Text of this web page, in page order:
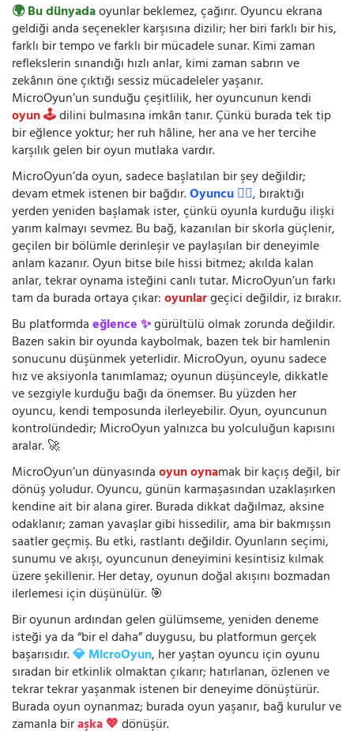
🌍 Bu dünyadaoyunlar beklemez, çağırır. Oyuncu ekrana
geldiği anda seçenekler karşısına dizilir; her biri farklı bir his,
farklı bir tempo ve farklı bir mücadele sunar. Kimi zaman
reflekslerin sınandığı hızlı anlar, kimi zaman sabrın ve
zekânın öne çıktığı sessiz mücadeleler yaşanır.
MicroOyun’un sunduğu çeşitlilik, her oyuncunun kendi
oyun 🕹️dilini bulmasına imkân tanır. Çünkü burada tek tip
bir eğlence yoktur; her ruh hâline, her ana ve her tercihe
karşılık gelen bir oyun mutlaka vardır.
MicroOyun’da oyun, sadece başlatılan bir şey değildir;
devam etmek istenen bir bağdır.Oyuncu 🧍‍♂️, bıraktığı
yerden yeniden başlamak ister, çünkü oyunla kurduğu ilişki
yarım kalmayı sevmez. Bu bağ, kazanılan bir skorla güçlenir,
geçilen bir bölümle derinleşir ve paylaşılan bir deneyimle
anlam kazanır. Oyun bitse bile hissi bitmez; akılda kalan
anlar, tekrar oynama isteğini canlı tutar. MicroOyun’un farkı
tam da burada ortaya çıkar:oyunlargeçici değildir, iz bırakır.
Bu platformdaeğlence ✨gürültülü olmak zorunda değildir.
Bazen sakin bir oyunda kaybolmak, bazen tek bir hamlenin
sonucunu düşünmek yeterlidir. MicroOyun, oyunu sadece
hız ve aksiyonla tanımlamaz; oyunun düşünceyle, dikkatle
ve sezgiyle kurduğu bağı da önemser. Bu yüzden her
oyuncu, kendi temposunda ilerleyebilir. Oyun, oyuncunun
kontrolündedir; MicroOyun yalnızca bu yolculuğun kapısını
aralar. 🚀
MicroOyun’un dünyasındaoyun oynamak bir kaçış değil, bir
dönüş yoludur. Oyuncu, günün karmaşasından uzaklaşırken
kendine ait bir alana girer. Burada dikkat dağılmaz, aksine
odaklanır; zaman yavaşlar gibi hissedilir, ama bir bakmışsın
saatler geçmiş. Bu etki, rastlantı değildir. Oyunların seçimi,
sunumu ve akışı, oyuncunun deneyimini kesintisiz kılmak
üzere şekillenir. Her detay, oyunun doğal akışını bozmadan
ilerlemesi için düşünülür. 🎯
Bir oyunun ardından gelen gülümseme, yeniden deneme
isteği ya da “bir el daha” duygusu, bu platformun gerçek
başarısıdır.💎 MicroOyun, her yaştan oyuncu için oyunu
sıradan bir etkinlik olmaktan çıkarır; hatırlanan, özlenen ve
tekrar tekrar yaşanmak istenen bir deneyime dönüştürür.
Burada oyun oynanmaz; burada oyun yaşanır, bağ kurulur ve
zamanla biraşka 💖dönüşür.